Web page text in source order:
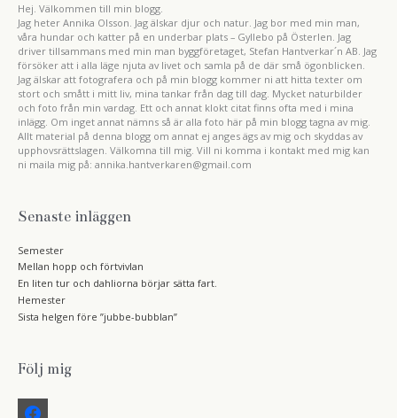
Hej. Välkommen till min blogg.
Jag heter Annika Olsson. Jag älskar djur och natur. Jag bor med min man,
våra hundar och katter på en underbar plats – Gyllebo på Österlen. Jag
driver tillsammans med min man byggföretaget, Stefan Hantverkar´n AB. Jag
försöker att i alla läge njuta av livet och samla på de där små ögonblicken.
Jag älskar att fotografera och på min blogg kommer ni att hitta texter om
stort och smått i mitt liv, mina tankar från dag till dag. Mycket naturbilder
och foto från min vardag. Ett och annat klokt citat finns ofta med i mina
inlägg. Om inget annat nämns så är alla foto här på min blogg tagna av mig.
Allt material på denna blogg om annat ej anges ägs av mig och skyddas av
upphovsrättslagen. Välkomna till mig. Vill ni komma i kontakt med mig kan
ni maila mig på: annika.hantverkaren@gmail.com
Senaste inläggen
Semester
Mellan hopp och förtvivlan
En liten tur och dahliorna börjar sätta fart.
Hemester
Sista helgen före ”jubbe-bubblan”
Följ mig
f